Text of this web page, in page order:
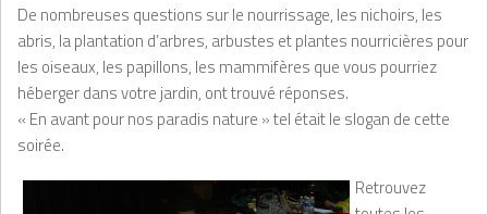
De nombreuses questions sur le nourrissage, les nichoirs, les
abris, la plantation d’arbres, arbustes et plantes nourricières pour
les oiseaux, les papillons, les mammifères que vous pourriez
héberger dans votre jardin, ont trouvé réponses.
« En avant pour nos paradis nature » tel était le slogan de cette
soirée.
Retrouvez